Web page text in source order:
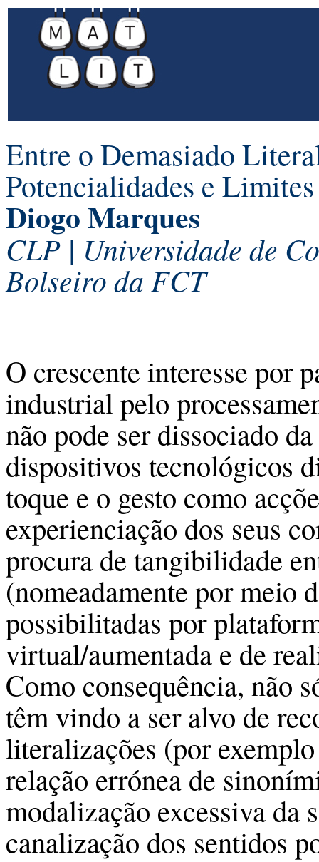
Entre o Demasiado
Potencialidades e
Diogo Marques
CLP | Universidade de
Bolseiro da FCT
O crescente interesse por
industrial pelo
não pode ser dissociado
dispositivos tecnológicos
toque e o gesto como
experienciação dos seus
procura de tangibilidade
(nomeadamente por meio
possibilitadas por
virtual/aumentada e de
Como consequência, não
têm vindo a ser alvo de
literalizações (por
relação errónea de
modalização excessiva da
canalização dos sentidos